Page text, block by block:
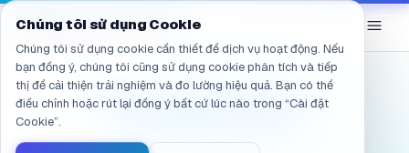
Đã điều hướng đến /vi/products/ai-sandbox/faq/
eGroupAI/AI Sandbox
Can I use real data in
Chúng tôi sử dụng Cookie
Chúng tôi sử dụng cookie cần thiết để dịch vụ hoạt động. Nếu
bạn đồng ý, chúng tôi cũng sử dụng cookie phân tích và tiếp
thị để cải thiện trải nghiệm và đo lường hiệu quả. Bạn có thể
điều chỉnh hoặc rút lại đồng ý bất cứ lúc nào trong “Cài đặt
Cookie”.